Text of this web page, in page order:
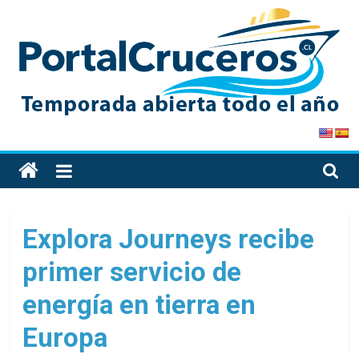
content
PortalCruceros
Toda
la
de
cruceros
en
un
solo
sitio
Explora Journeys recibe
primer servicio de
energía en tierra en
Europa